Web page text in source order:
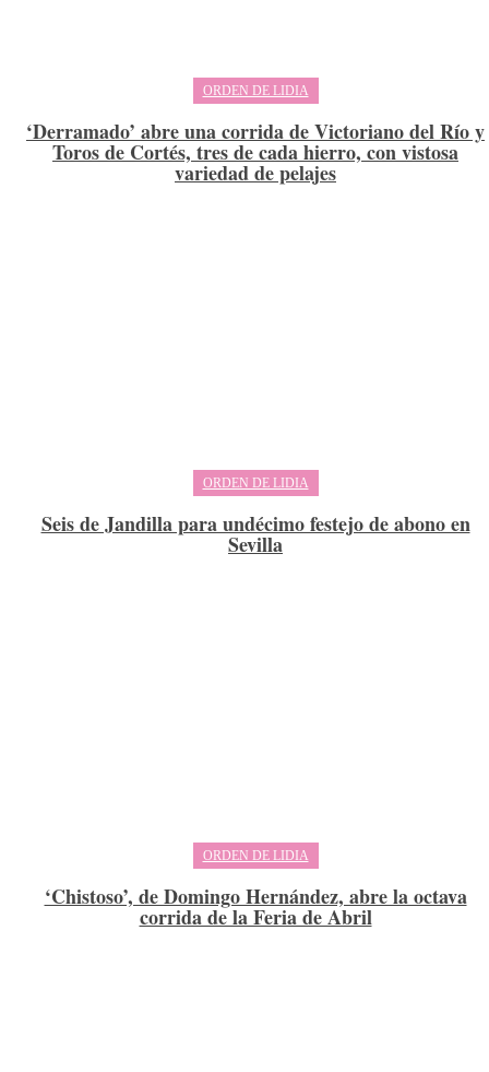
ORDEN DE LIDIA
‘Derramado’ abre una corrida de Victoriano del Río y
Toros de Cortés, tres de cada hierro, con vistosa
variedad de pelajes
ORDEN DE LIDIA
Seis de Jandilla para undécimo festejo de abono en
Sevilla
ORDEN DE LIDIA
‘Chistoso’, de Domingo Hernández, abre la octava
corrida de la Feria de Abril